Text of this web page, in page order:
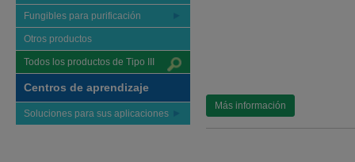
Fungibles para purificación
Otros productos
Todos los productos de Tipo III
Centros de aprendizaje
Soluciones para sus aplicaciones
Más información